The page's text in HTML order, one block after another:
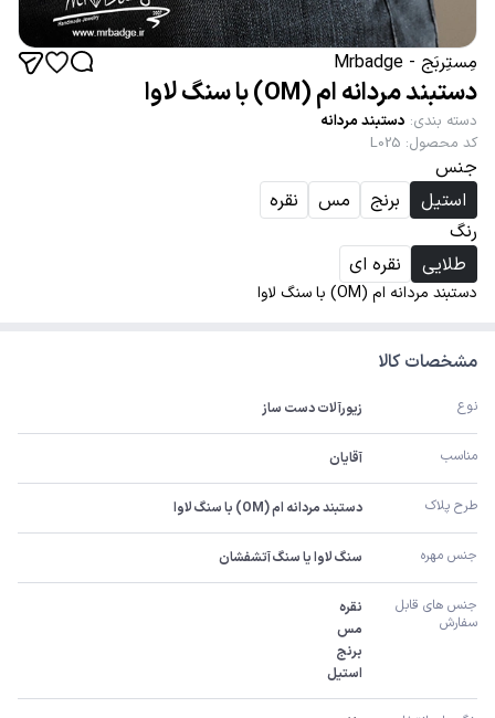
مِستِربَج - Mrbadge
دستبند مردانه ام (OM) با سنگ لاوا
دسته بندی: دستبند مردانه
کد محصول:
L025
جنس
استیل
برنج مس
نقره
رنگ
طلایی
نقره ای
دستبند مردانه ام (OM) با سنگ لاوا
مشخصات کالا
نوع زیورآلات دست ساز
مناسب آقایان
طرح پلاک دستبند مردانه ام (OM) با سنگ لاوا
جنس مهره سنگ لاوا یا سنگ آتشفشان
سفارش
استیل